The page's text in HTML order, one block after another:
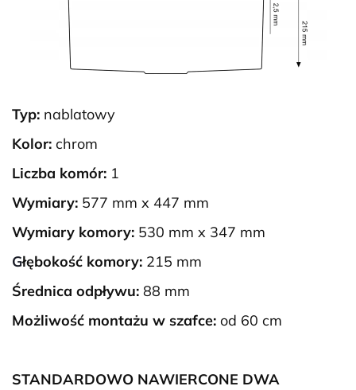
Typ: nablatowy
Kolor: chrom
Liczba komór: 1
Wymiary: 577 mm x 447 mm
Wymiary komory: 530 mm x 347 mm
Głębokość komory: 215 mm
Średnica odpływu: 88 mm
Możliwość montażu w szafce: od 60 cm
STANDARDOWO NAWIERCONE DWA